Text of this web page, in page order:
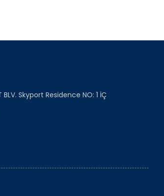
BLV. Skyport Residence NO: 1 İÇ